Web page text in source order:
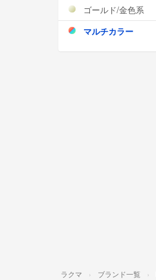
ゴールド/金色系
マルチカラー
ラクマ ブランド一覧